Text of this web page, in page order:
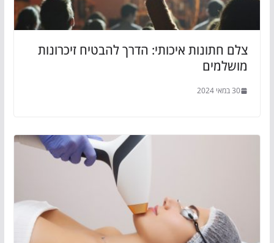
צלם חתונות איכותי: הדרך להבטיח זיכרונות
מושלמים
30 במאי 2024